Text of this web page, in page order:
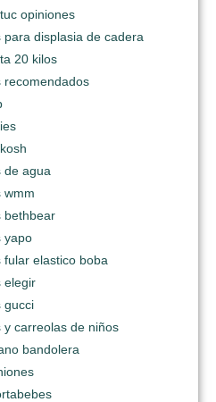
opiniones
displasia de cadera
20 kilos
recomendados
de agua
wmm
bethbear
yapo
elastico boba
elegir
gucci
carreolas de niños
bandolera